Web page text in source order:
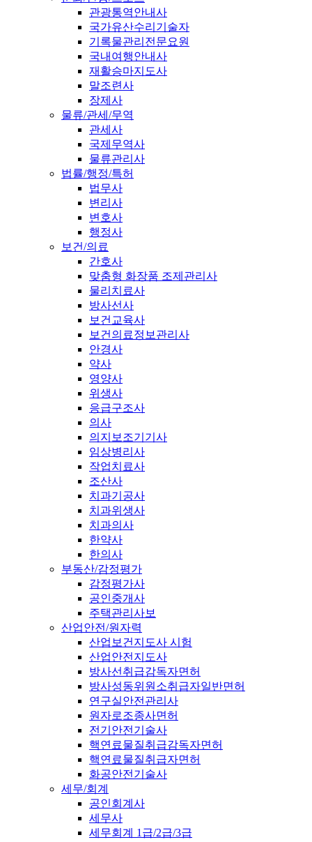
관광통역안내사
국가유산수리기술자
기록물관리전문요원
국내여행안내사
재활승마지도사
말조련사
장제사
물류/관세/무역
관세사
국제무역사
물류관리사
법률/행정/특허
법무사
변리사
변호사
행정사
보건/의료
간호사
맞춤형 화장품 조제관리사
물리치료사
방사선사
보건교육사
보건의료정보관리사
안경사
약사
영양사
위생사
응급구조사
의사
의지보조기기사
임상병리사
작업치료사
조산사
치과기공사
치과위생사
치과의사
한약사
한의사
부동산/감정평가
감정평가사
공인중개사
주택관리사보
산업안전/원자력
산업보건지도사 시험
산업안전지도사
방사선취급감독자면허
방사성동위원소취급자일반면허
연구실안전관리사
원자로조종사면허
전기안전기술사
핵연료물질취급감독자면허
핵연료물질취급자면허
화공안전기술사
세무/회계
공인회계사
세무사
세무회계 1급/2급/3급